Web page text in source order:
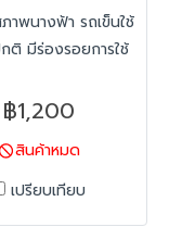
าพนางฟ้า รถเข็นใช้
ติ มีร่องรอยการใช้
แตก
฿1,200
สินค้าหมด
เปรียบเทียบ